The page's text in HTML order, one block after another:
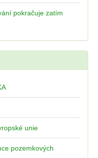
pokračuje zatím
unie
pozemkových